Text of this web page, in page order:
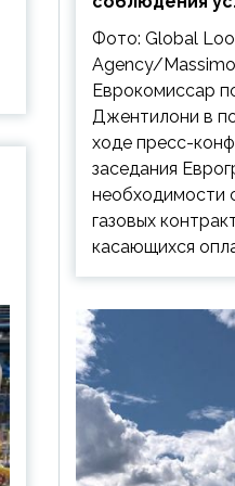
контрактов с
Фото: Global
Agency/Massimo
Еврокомиссар
Джентилони в
ходе пресс-
заседания
необходимости
газовых
касающихся